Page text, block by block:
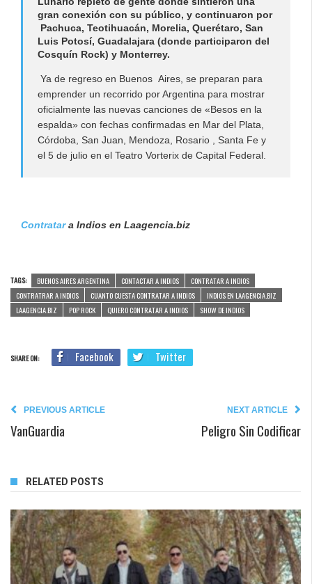
gran conexión con su público, y continuaron por
Pachuca, Teotihuacán, Morelia, Querétaro, San
Luis Potosí, Guadalajara (donde participaron del
Cosquín Rock) y Monterrey.
Ya de regreso en Buenos Aires, se preparan para
emprender un recorrido por Argentina para mostrar
oficialmente las nuevas canciones de «Besos en la
espalda» con fechas confirmadas en Mar del Plata,
Córdoba, San Juan, Mendoza, Rosario , Santa Fe y
el 5 de julio en el Teatro Vorterix de Capital Federal.
Contratara Indios en Laagencia.biz
TAGS: BUENOS AIRES ARGENTINA CONTACTAR A INDIOS
CONTRATAR A INDIOS
CONTRATRAR A INDIOS
CUANTO CUESTA CONTRATAR A INDIOS
INDIOS EN LAAGENCIA.BIZ
LAAGENCIA.BIZ
POP ROCK QUIERO CONTRATAR A INDIOS SHOW DE INDIOS
SHARE ON: Facebook Twitter
PREVIOUS ARTICLE
VanGuardia
NEXT ARTICLE
Peligro Sin Codificar
RELATED POSTS